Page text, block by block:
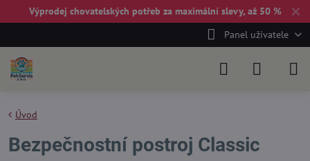
✕
Výprodej chovatelských potřeb za maximální slevy, až 50 %
Panel uživatele
Úvod
Bezpečnostní postroj Classic